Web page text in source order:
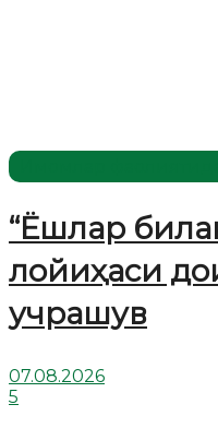
“Ёшлар
лойиҳаси
учрашув
07.08.2026
5